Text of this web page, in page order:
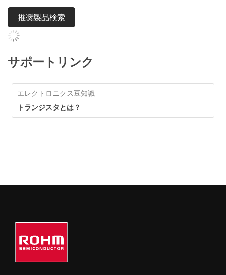
推奨製品検索
サポートリンク
エレクトロニクス豆知識
トランジスタとは？